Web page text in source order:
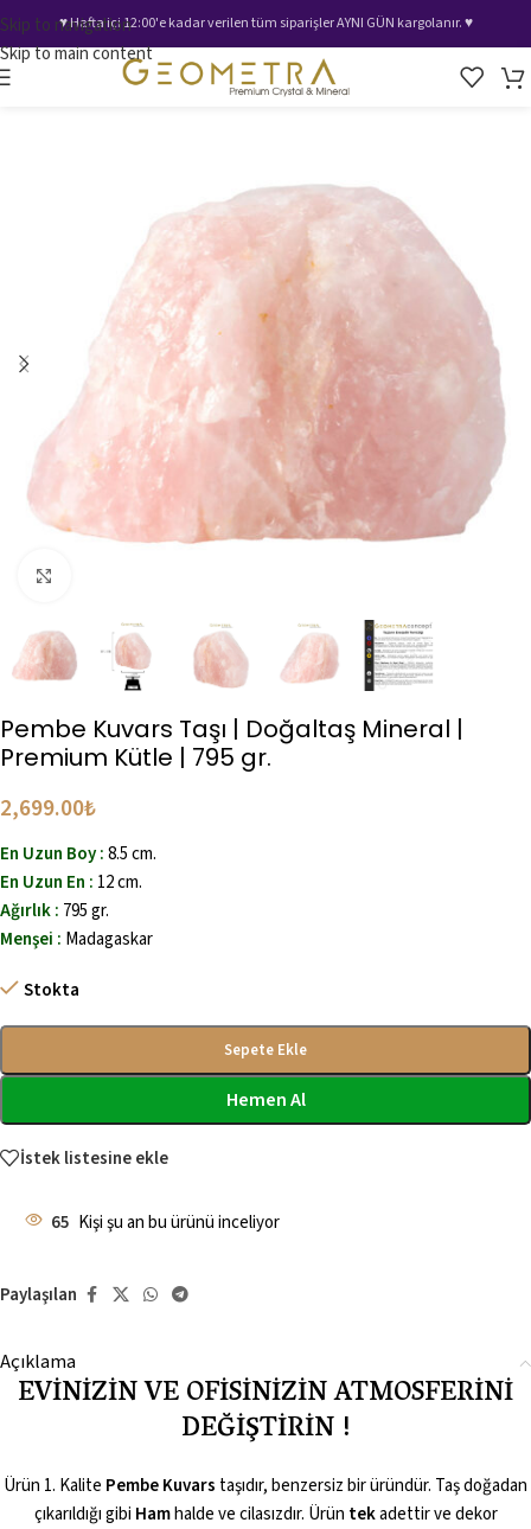
Skip to navigation
Skip to main content
♥️ Hafta içi 12:00'e kadar verilen tüm siparişler AYNI GÜN kargolanır. ♥️
Pembe Kuvars Taşı | Doğaltaş Mineral |
Premium Kütle | 795 gr.
2,699.00₺
En Uzun Boy :8.5 cm.
En Uzun En : 12 cm.
Ağırlık : 795 gr.
Menşei : Madagaskar
Stokta
Sepete Ekle
Hemen Al
İstek listesine ekle
65 Kişi şu an bu ürünü inceliyor
Paylaşılan
Açıklama
EVİNİZİN VE OFİSİNİZİN ATMOSFERİNİ
DEĞİŞTİRİN !
Ürün 1. Kalite Pembe Kuvars taşıdır, benzersiz bir üründür. Taş doğadan
çıkarıldığı gibi Hamhalde ve cilasızdır. Ürün tekadettir ve dekor